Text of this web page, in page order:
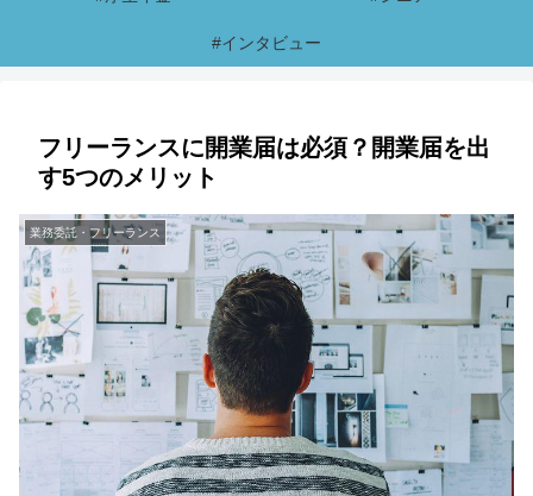
#インタビュー
フリーランスに開業届は必須？開業届を出
す5つのメリット
業務委託・フリーランス